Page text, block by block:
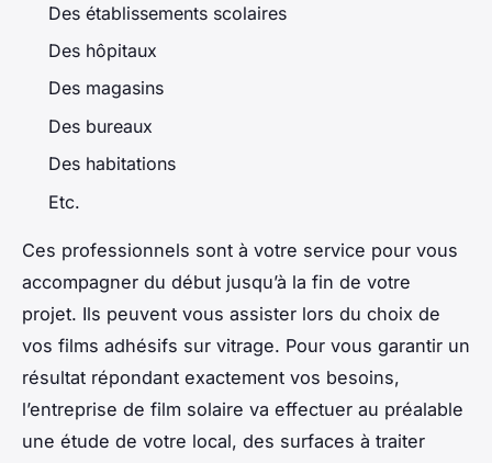
Des établissements scolaires
Des hôpitaux
Des magasins
Des bureaux
Des habitations
Etc.
Ces professionnels sont à votre service pour vous
accompagner du début jusqu’à la fin de votre
projet. Ils peuvent vous assister lors du choix de
vos films adhésifs sur vitrage. Pour vous garantir un
résultat répondant exactement vos besoins,
l’entreprise de film solaire va effectuer au préalable
une étude de votre local, des surfaces à traiter